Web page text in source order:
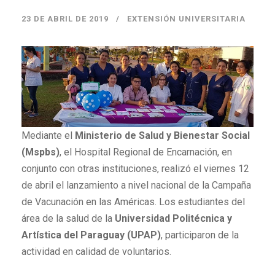
23 DE ABRIL DE 2019 EXTENSIÓN UNIVERSITARIA
Mediante el Ministerio de Salud y Bienestar Social
(Mspbs), el Hospital Regional de Encarnación, en
conjunto con otras instituciones, realizó el viernes 12
de abril el lanzamiento a nivel nacional de la Campaña
de Vacunación en las Américas. Los estudiantes del
área de la salud de la Universidad Politécnica y
Artística del Paraguay (UPAP), participaron de la
actividad en calidad de voluntarios.